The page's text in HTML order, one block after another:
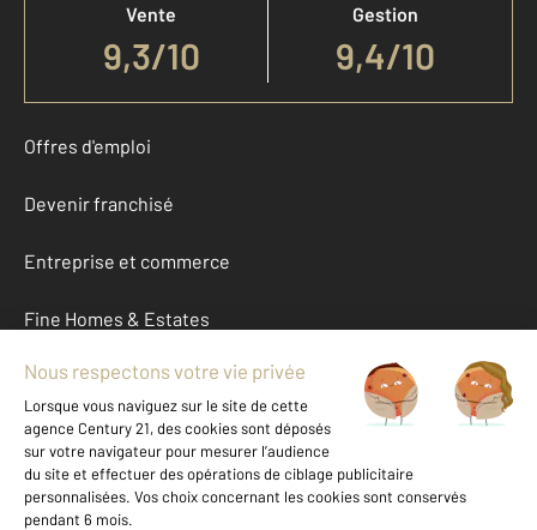
Vente
9,3/10
Gestion
9,4/10
Offres d'emploi
Devenir franchisé
Entreprise et commerce
Fine Homes & Estates
À propos
International
Nous contacter